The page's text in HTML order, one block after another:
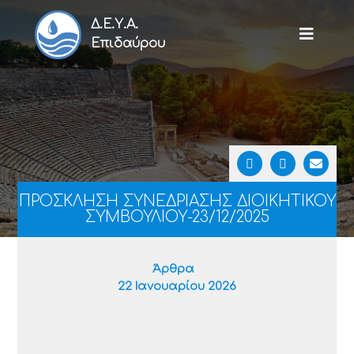
Δ.Ε.Υ.Α.
Επιδαύρου
ΠΡΟΣΚΛΗΣΗ ΣΥΝΕΔΡΙΑΣΗΣ ΔΙΟΙΚΗΤΙΚΟΥ
ΣΥΜΒΟΥΛΙΟΥ-23/12/2025
Άρθρα
22 Ιανουαρίου 2026